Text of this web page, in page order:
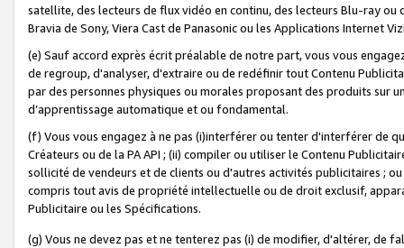
satellite, des lecteurs de flux vidéo en continu, des lecteurs Blu-ray
Bravia de Sony, Viera Cast de Panasonic ou les Applications Internet
(e) Sauf accord exprès écrit préalable de notre part, vous vous
de regroup, d'analyser, d'extraire ou de redéfinir tout Contenu
par des personnes physiques ou morales proposant des produits sur
d’apprentissage automatique et ou fondamental.
(f) Vous vous engagez à ne pas (i)interférer ou tenter d'interférer de
Créateurs ou de la PA API ; (ii) compiler ou utiliser le Contenu
sollicité de vendeurs et de clients ou d'autres activités publicitaires ;
compris tout avis de propriété intellectuelle ou de droit exclusif,
Publicitaire ou les Spécifications.
(g) Vous ne devez pas et ne tenterez pas (i) de modifier, d'altérer, de